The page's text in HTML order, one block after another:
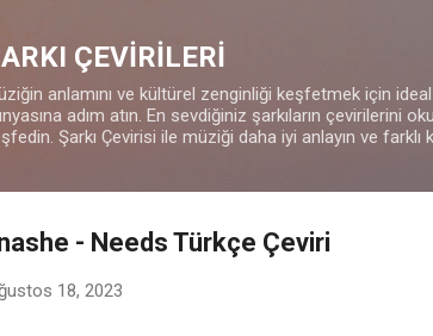
ÇEVİRİLERİ
anlamını ve kültürel zenginliği keşfetmek için
adım atın. En sevdiğiniz şarkıların çevirilerini
Şarkı Çevirisi ile müziği daha iyi anlayın ve farklı
- Needs Türkçe Çeviri
18, 2023